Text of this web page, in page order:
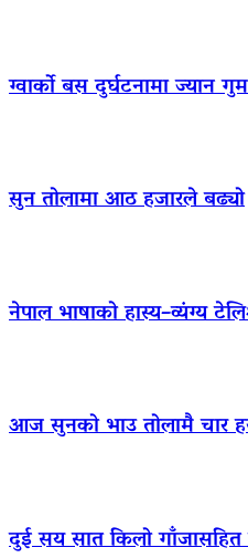
ग्वार्को बस दुर्घटनामा ज्यान
सुन तोलामा आठ हजारले बढ्यो
नेपाल भाषाको हास्य–व्यंग्य
आज सुनको भाउ तोलामै चार
दुई सय सात किलो